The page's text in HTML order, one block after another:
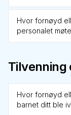
Hvor fornøyd
personalet
Tilvenning
Hvor fornøyd
barnet ditt ble